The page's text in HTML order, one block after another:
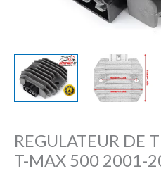
REGULATEUR DE
T-MAX 500 2001-